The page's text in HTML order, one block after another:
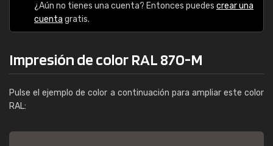
¿Aún no tienes una cuenta? Entonces puedes crear una
cuenta gratis.
Impresión de color RAL 870-M
Pulse el ejemplo de color a continuación para ampliar este color
RAL: